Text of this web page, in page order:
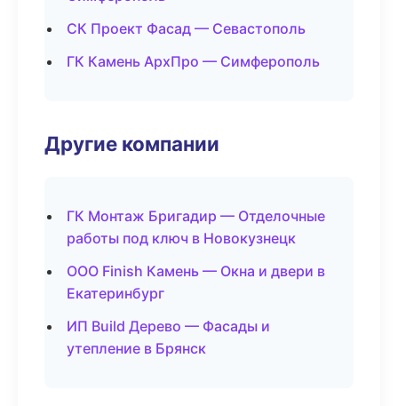
СК Проект Фасад — Севастополь
ГК Камень АрхПро — Симферополь
Другие компании
ГК Монтаж Бригадир — Отделочные
работы под ключ в Новокузнецк
ООО Finish Камень — Окна и двери в
Екатеринбург
ИП Build Дерево — Фасады и
утепление в Брянск